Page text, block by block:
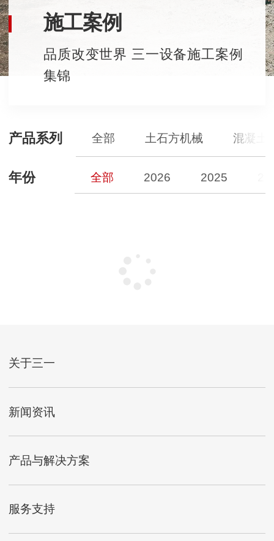
施工案例
品质改变世界 三一设备施工案例
集锦
产品系列 全部 土石方机械 混凝土
年份 全部 2026 2025
关于三一
新闻资讯
产品与解决方案
服务支持